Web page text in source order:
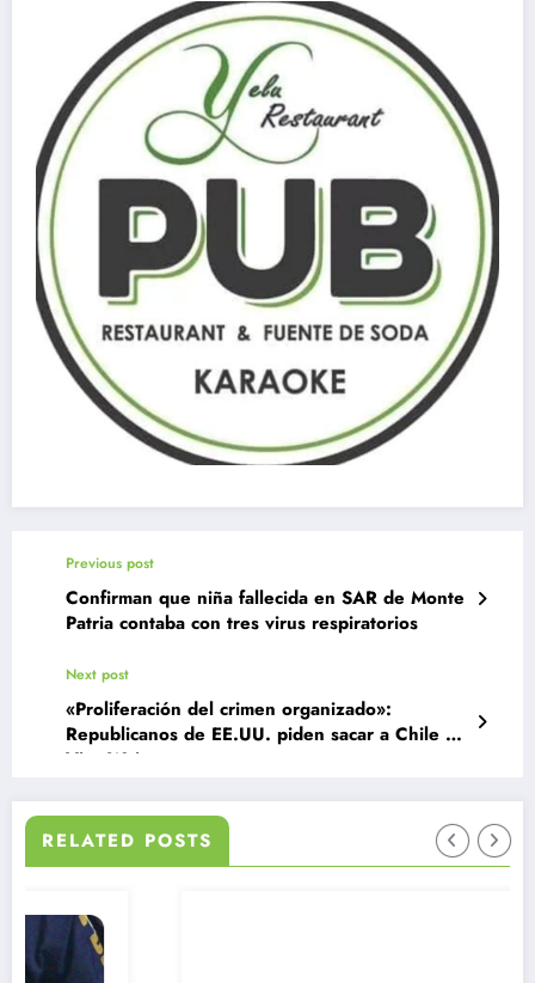
Previous post
Confirman que niña fallecida en SAR de Monte
Patria contaba con tres virus respiratorios
Next post
«Proliferación del crimen organizado»:
Republicanos de EE.UU. piden sacar a Chile de
Visa Waiver
RELATED POSTS